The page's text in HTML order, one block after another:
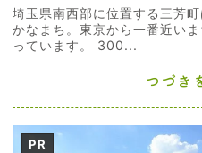
埼玉県南西部に位置する三芳
かなまち。東京から一番近い
っています。 300...
つづき
PR